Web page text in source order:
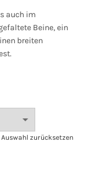
auch im
Beine, ein
breiten
Auswahl zurücksetzen